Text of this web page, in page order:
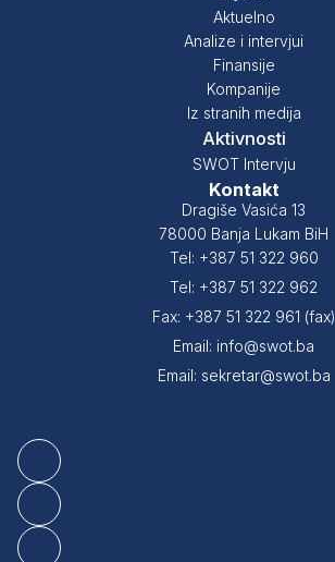
Aktuelno
Analize i intervjui
Finansije
Kompanije
Iz stranih medija
Aktivnosti
SWOT Intervju
Kontakt
Dragiše Vasića 13
78000 Banja Lukam BiH
Tel: +387 51 322 960
Tel: +387 51 322 962
Fax: +387 51 322 961 (fax)
Email: info@swot.ba
Email: sekretar@swot.ba